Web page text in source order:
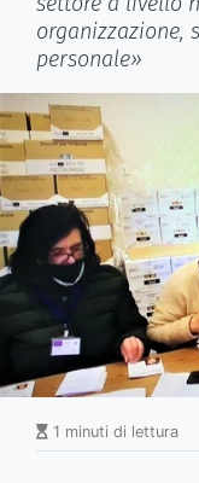
organizzazione,
personale»
1 minuti di lettura